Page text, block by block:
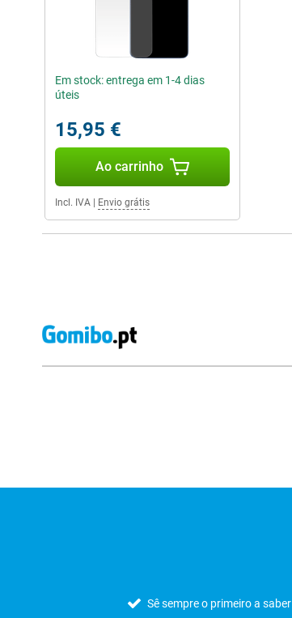
Em stock: entrega em 1-4 dias
úteis
15,95 €
Ao carrinho
Incl. IVA Envio grátis
Sê sempre o primeiro a saber